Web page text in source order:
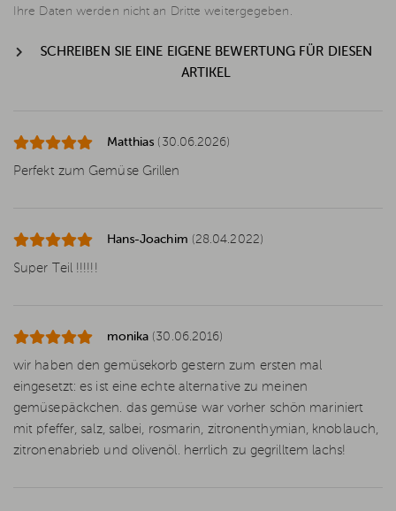
Ihre Daten werden nicht an Dritte weitergegeben.
SCHREIBEN SIE EINE EIGENE BEWERTUNG FÜR DIESEN
ARTIKEL
Matthias (30.06.2026)
Perfekt zum Gemüse Grillen
Hans-Joachim (28.04.2022)
Super Teil !!!!!!
monika (30.06.2016)
wir haben den gemüsekorb gestern zum ersten mal
eingesetzt: es ist eine echte alternative zu meinen
gemüsepäckchen. das gemüse war vorher schön mariniert
mit pfeffer, salz, salbei, rosmarin, zitronenthymian, knoblauch,
zitronenabrieb und olivenöl. herrlich zu gegrilltem lachs!